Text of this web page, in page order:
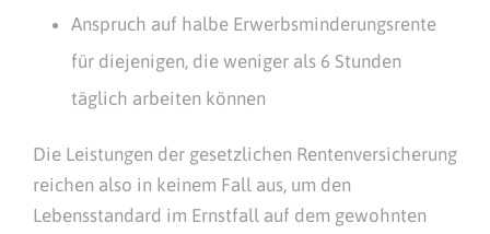
Anspruch auf halbe Erwerbsminderungsrente
für diejenigen, die weniger als 6 Stunden
täglich arbeiten können
Die Leistungen der gesetzlichen Rentenversicherung
reichen also in keinem Fall aus, um den
Lebensstandard im Ernstfall auf dem gewohnten